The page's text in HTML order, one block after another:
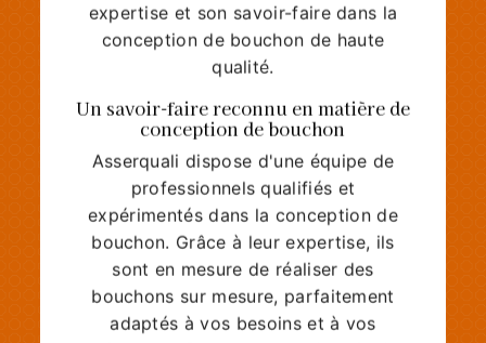
expertise et son savoir-faire dans la
conception de bouchon de haute
qualité.
Un savoir-faire reconnu en matière de
conception de bouchon
Asserquali dispose d'une équipe de
professionnels qualifiés et
expérimentés dans la conception de
bouchon. Grâce à leur expertise, ils
sont en mesure de réaliser des
bouchons sur mesure, parfaitement
adaptés à vos besoins et à vos